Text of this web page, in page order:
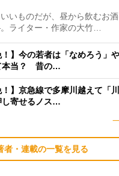
いものだが、昼から飲むお
ライター・作家の大竹…
！】今の若者は「なめろう」
本当？ 昔の…
！】京急線で多摩川越えて「
寄せるノス…
者・連載の一覧を見る